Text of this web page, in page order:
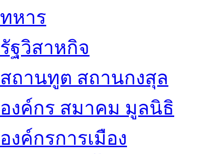
ทหาร
รัฐวิสาหกิจ
สถานทูต สถานกงสุล
องค์กร สมาคม มูลนิธิ
องค์กรการเมือง